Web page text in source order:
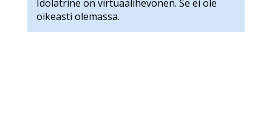
Idolatrine on virtuaalihevonen. Se ei ole
oikeasti olemassa.